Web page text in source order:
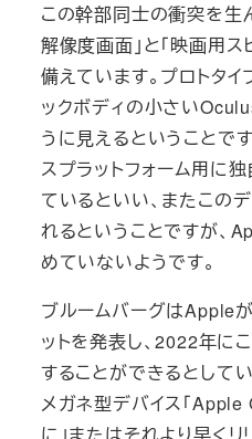
この幹部同士の衝突を生
解像度画面」と「映画用
備えています。プロトタ
ックボディの小さい
うに見えるということで
スプラットフォーム用に
ているといい、またこの
れるということですが、
めていないようです。
ブルームバーグはApple
ットを発表し、2022年に
することができるとして
メガネ型デバイス「Apple